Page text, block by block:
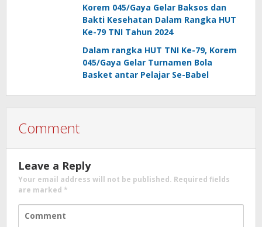
Korem 045/Gaya Gelar Baksos dan
Bakti Kesehatan Dalam Rangka HUT
Ke-79 TNI Tahun 2024
Dalam rangka HUT TNI Ke-79, Korem
045/Gaya Gelar Turnamen Bola
Basket antar Pelajar Se-Babel
Comment
Leave a Reply
Your email address will not be published. Required fields
are marked *